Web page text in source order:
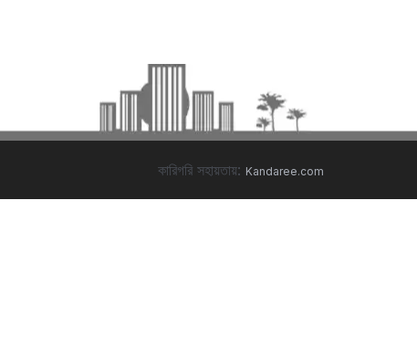
কারিগরি সহায়তায়: Kandaree.com